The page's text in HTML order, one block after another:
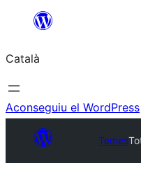
contingut
Català
Aconseguiu el WordPress
Temes